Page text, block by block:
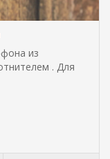
из
. Для